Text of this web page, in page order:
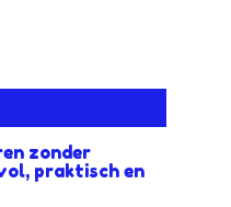
zonder
praktisch en